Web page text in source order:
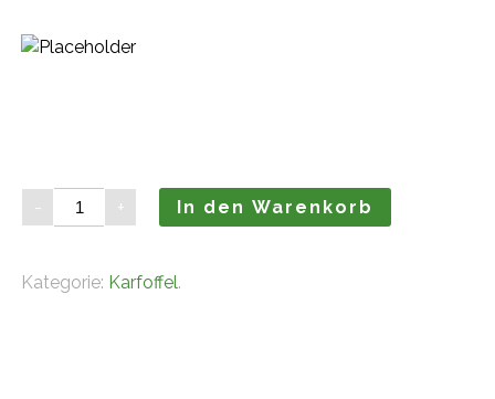
-
Kartoffel
speckig
(10kg)
+ In den Warenkorb
Kategorie: Karfoffel.